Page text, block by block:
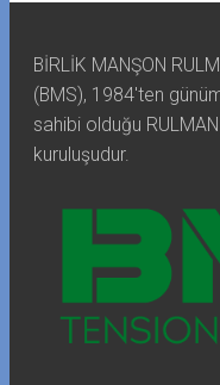
BİRLİK MANŞON
(BMS), 1984'ten
sahibi olduğu RULMAN
kuruluşudur.